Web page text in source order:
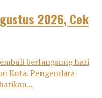
2026, Cek
berlangsung hari
Kota. Pengendara